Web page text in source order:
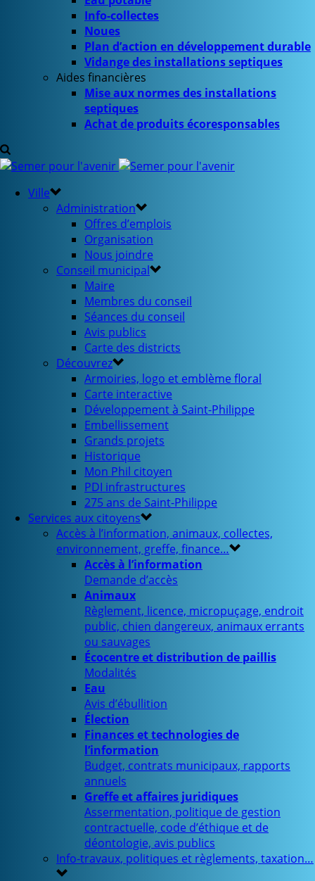
Info-collectes
Noues
Plan d’action en développement durable
Vidange des installations septiques
Aides financières
Mise aux normes des installations
septiques
Achat de produits écoresponsables
Ville
Administration
Offres d’emplois
Organisation
Nous joindre
Conseil municipal
Maire
Membres du conseil
Séances du conseil
Avis publics
Carte des districts
Découvrez
Armoiries, logo et emblème floral
Carte interactive
Développement à Saint-Philippe
Embellissement
Grands projets
Historique
Mon Phil citoyen
PDI infrastructures
275 ans de Saint-Philippe
Services aux citoyens
Accès à l’information, animaux, collectes,
environnement, greffe, finance…
Accès à l’information
Demande d’accès
Animaux
Règlement, licence, micropuçage, endroit
public, chien dangereux, animaux errants
ou sauvages
Écocentre et distribution de paillis
Modalités
Eau
Avis d’ébullition
Élection
Finances et technologies de
l’information
Budget, contrats municipaux, rapports
annuels
Greffe et affaires juridiques
Assermentation, politique de gestion
contractuelle, code d’éthique et de
déontologie, avis publics
Info-travaux, politiques et règlements, taxation…